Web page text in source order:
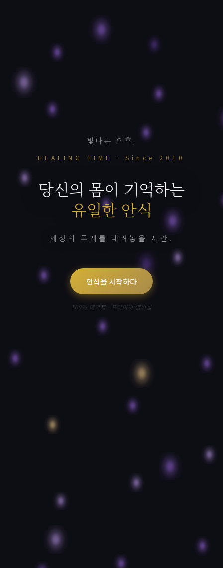
빛나는 오후,
HEALING TIME · Since 2010
당신의 몸이 기억하는
유일한 안식
세상의 무게를 내려놓을 시간.
안식을 시작하다
100% 예약제 · 프라이빗 멤버십